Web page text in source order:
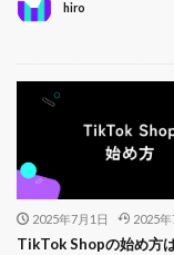
hiro
2025年7月1日 2025
TikTok Shopの始め方